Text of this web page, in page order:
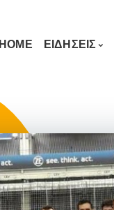
HOME ΕΙΔΗΣΕΙΣ